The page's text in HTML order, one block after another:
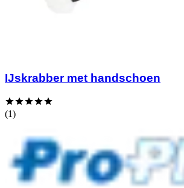
IJskrabber met handschoen
(1)